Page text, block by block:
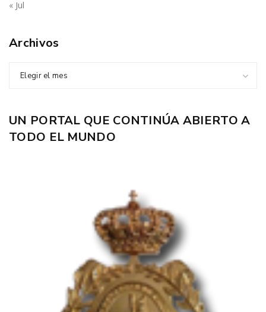
« Jul
Archivos
Elegir el mes
UN PORTAL QUE CONTINÚA ABIERTO A
TODO EL MUNDO